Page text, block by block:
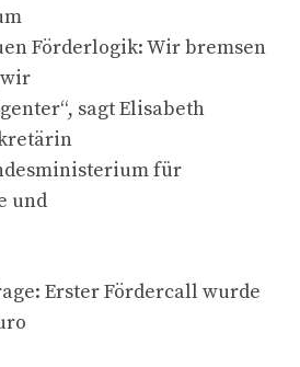
Förderlogik: Wir bremsen
sagt Elisabeth
für
und
Erster Fördercall wurde